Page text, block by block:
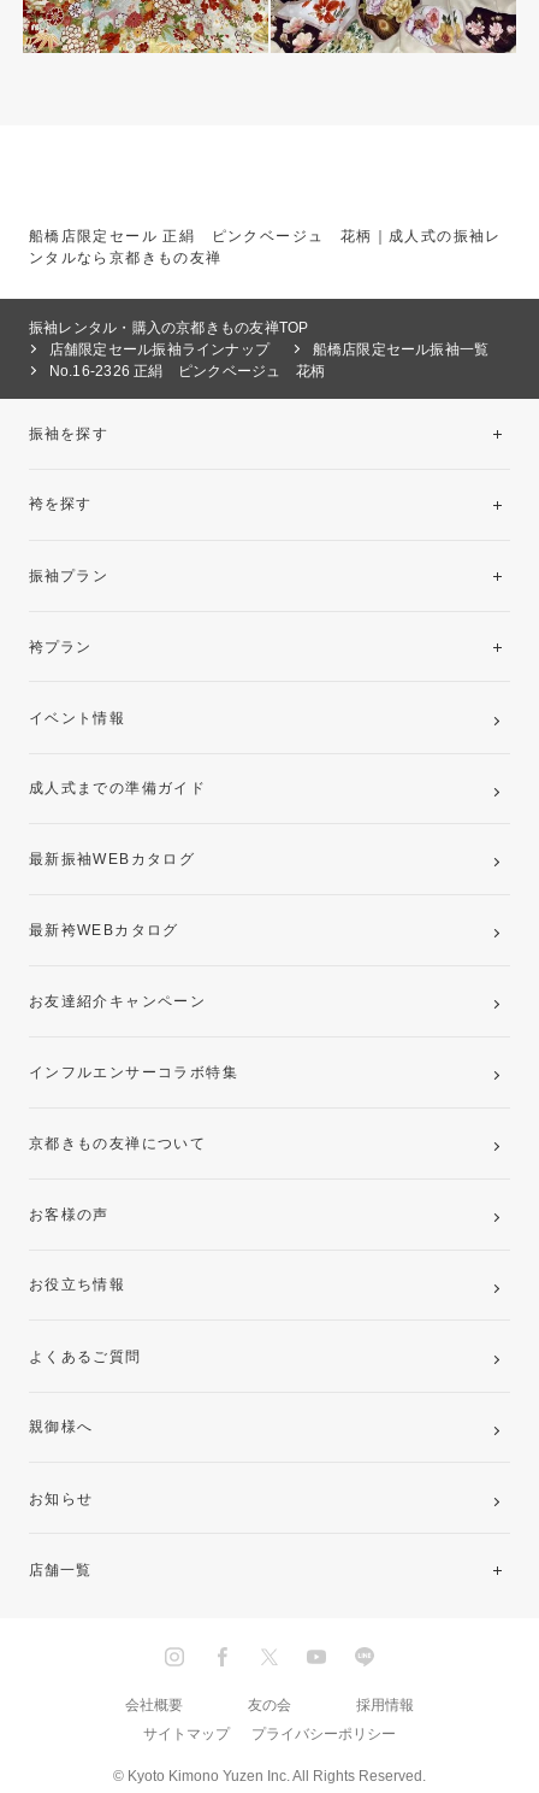
船橋店限定セール 正絹 ピンクベージュ 花柄｜成人式の振袖レ
ンタルなら京都きもの友禅
振袖レンタル・購入の京都きもの友禅TOP
店舗限定セール振袖ラインナップ
船橋店限定セール振袖一覧
No.16-2326 正絹 ピンクベージュ 花柄
振袖を探す
袴を探す
振袖プラン
レンタルプラン
袴プラン
卒業袴レンタルプラン
イベント情報
成人式までの準備ガイド
最新振袖WEBカタログ
最新袴WEBカタログ
お友達紹介キャンペーン
インフルエンサーコラボ特集
京都きもの友禅について
お客様の声
お役立ち情報
よくあるご質問
親御様へ
お知らせ
店舗一覧
© Kyoto Kimono Yuzen Inc. All Rights Reserved.
会社概要 友の会
採用情報
サイトマップ
プライバシーポリシー